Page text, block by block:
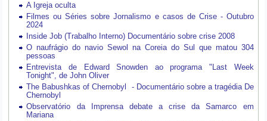
A Igreja oculta
Filmes ou Séries sobre Jornalismo e casos de Crise - Outubro
2024
Inside Job (Trabalho Interno) Documentário sobre crise 2008
O naufrágio do navio Sewol na Coreia do Sul que matou 304
pessoas
Entrevista de Edward Snowden ao programa "Last Week
Tonight", de John Oliver
The Babushkas of Chernobyl - Documentário sobre a tragédia De
Chernobyl
Observatório da Imprensa debate a crise da Samarco em
Mariana